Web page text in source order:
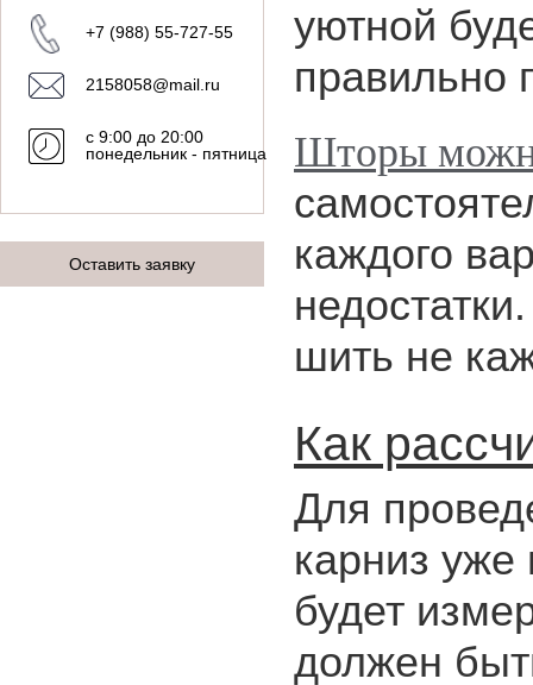
+7 (988) 55-727-55
2158058@mail.ru
с 9:00 до 20:00
понедельник - пятница
Оставить заявку
уютной
правильно
Шторы
каждого
шить не
Как
Для
карниз
будет
должен